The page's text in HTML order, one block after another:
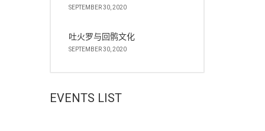
SEPTEMBER 30, 2020
吐火罗与回鹘文化
SEPTEMBER 30, 2020
EVENTS LIST